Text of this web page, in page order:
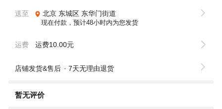
送至 北京 东城区 东华门街道
现在付款，预计48小时内为您发货
运费 运费10.00元
店铺发货&售后 7天无理由退货
暂无评价